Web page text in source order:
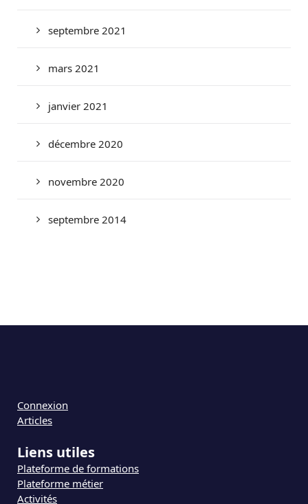
septembre 2021
mars 2021
janvier 2021
décembre 2020
novembre 2020
septembre 2014
Connexion
Articles
Liens utiles
Plateforme de formations
Plateforme métier
Activités